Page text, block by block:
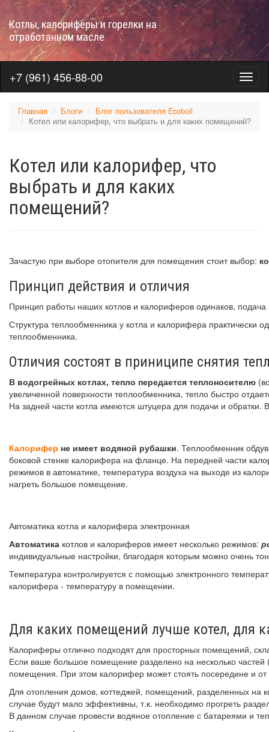
Перейти
основному
содержанию
Котлы, калориферы и горелки на
отработанном масле
Меню
на
+7 (961) 456-88-00
Главная Блоги
Блог пользователя Ecoboil
Котел или калорифер, что выбрать и для каких помещений?
Котел или калорифер, что
выбрать и для каких
помещений?
Зачастую при выборе отопителя для помещения стоит выбор:
Принцип действия и отличия
Принцип работы наших котлов и калориферов одинаков,
Структура теплообменника у котла и калорифера практически
теплообменника.
Отличия состоят в приниципе снятия
В водогрейных котлах, тепло передается теплоносителю
увеличенной поверхности теплообменника, тепло быстро
На задней части котла имеются штуцера для подачи и обратки.
Калорифер не имеет водяной рубашки. Теплообменник
боковой стенке калорифера на фланце. На передней части
режимов в автоматике, температура воздуха на выходе из
нагреть большое помещение.
Автоматика котла и калорифера электронная
Автоматика котлов и калориферов имеет несколько режимов:
индивидуальные настройки, благодаря которым можно очень
Температура контролируется с помощью электронного
калорифера - температуру в помещении.
Для каких помещений лучше котел, для
Калориферы отлично подходят для просторных помещений,
Если ваше большое помещение разделено на несколько
помещения. При этом калорифер может стоять посередине и от
Для отопления домов, коттеджей, помещений, разделенных на
случае будут мало эффективны, т.к. необходимо прогреть
В данном случае провести водяное отопление с батареями и